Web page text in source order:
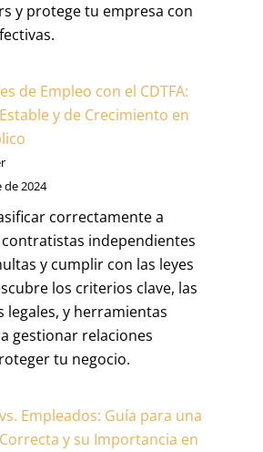
y protege tu empresa con
de Empleo con el CDTFA:
y de Crecimiento en
2024
correctamente a
independientes
y cumplir con las leyes
los criterios clave, las
legales, y herramientas
gestionar relaciones
tu negocio.
Empleados: Guía para una
y su Importancia en